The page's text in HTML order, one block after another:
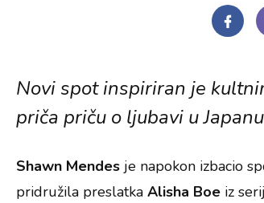
Novi spot inspiriran je
priča priču o ljubavi u Japanu
Shawn Mendes je napokon izbacio
pridružila preslatka Alisha Boe iz